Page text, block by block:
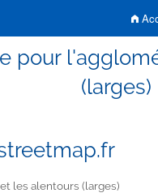
pour
(larges)
les alentours (larges)